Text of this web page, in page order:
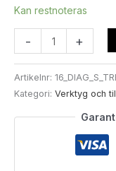
Kan restnoteras
-
rutnät
+
Artikelnr:
Kategori: Verktyg och